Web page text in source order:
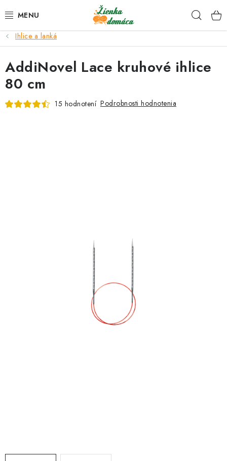
na
KLBKÁ
Ihlice a lanká
AddiNovel Lace kruhové ihlice
80 cm
15 hodnotení Podrobnosti hodnotenia